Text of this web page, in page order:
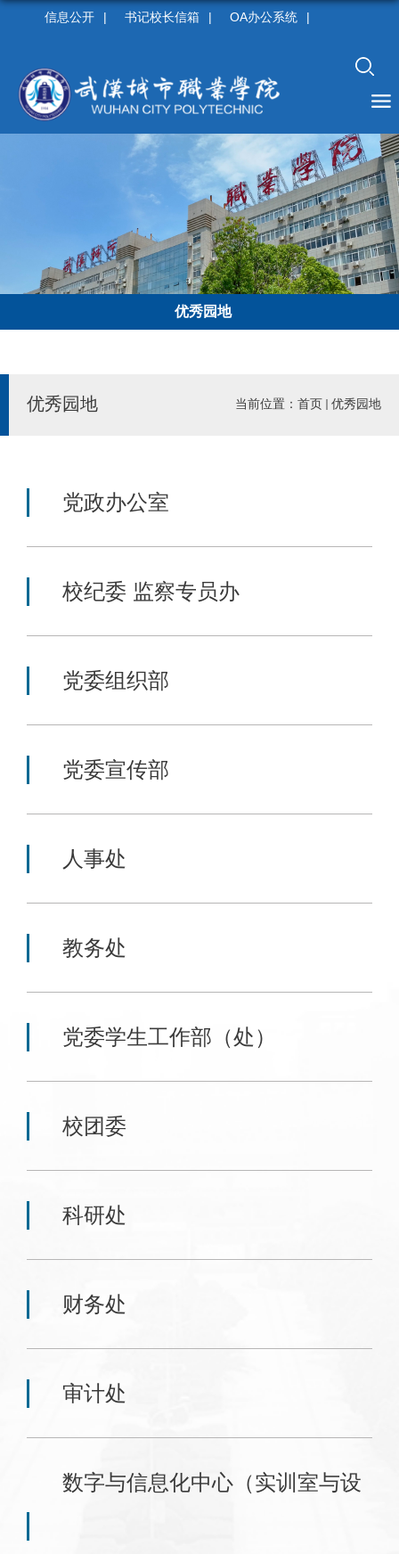
信息公开 | 书记校长信箱 | OA办公系统 |
优秀园地
优秀园地 当前位置： 首页 优秀园地
党政办公室
校纪委 监察专员办
党委组织部
党委宣传部
人事处
教务处
党委学生工作部（处）
校团委
科研处
财务处
审计处
数字与信息化中心（实训室与设